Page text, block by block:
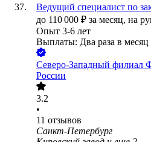
Ведущий специалист по
до 110 000 ₽ за месяц, на
Опыт 3-6 лет
Выплаты: Два раза в месяц
Северо-Западный
России
3.2
•
11 отзывов
Санкт-Петербург